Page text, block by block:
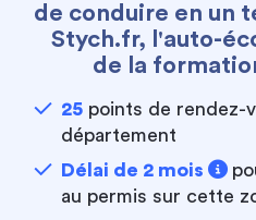
de conduire en un
Stych.fr, l'auto-
de la
25 points de rendez-
département
Délai de 2 mois
au permis sur cette